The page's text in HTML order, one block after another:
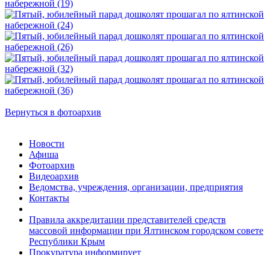
Вернуться в фотоархив
Новости
Афиша
Фотоархив
Видеоархив
Ведомства, учреждения, организации, предприятия
Контакты
Правила аккредитации представителей средств
массовой информации при Ялтинском городском совете
Республики Крым
Прокуратура информирует